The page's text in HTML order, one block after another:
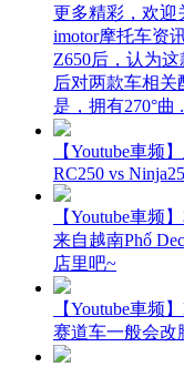
更多精彩，欢迎
imotor摩托车资
Z650后，认为
后对两款车相
是，拥有270°曲
【Youtube車频
RC250 vs
【Youtube車频
来自越南Phố
店里吧~
【Youtube車频
赛道车一般会改